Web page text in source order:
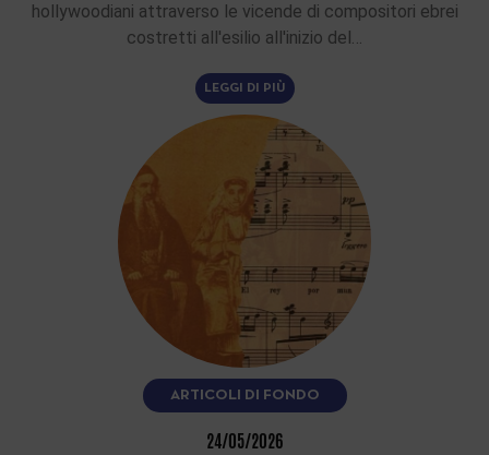
hollywoodiani attraverso le vicende di compositori ebrei
costretti all'esilio all'inizio del…
LEGGI DI PIÙ
ARTICOLI DI FONDO
24/05/2026